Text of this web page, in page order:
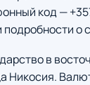
код —
о
в
Никосия.